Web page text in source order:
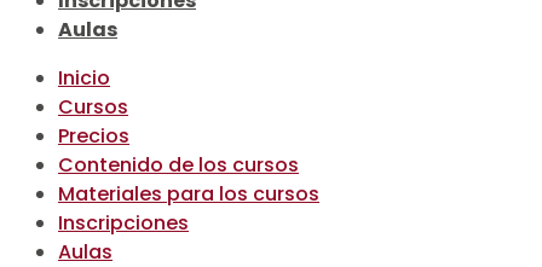
Aulas
Inicio
Cursos
Precios
Contenido de los cursos
Materiales para los cursos
Inscripciones
Aulas